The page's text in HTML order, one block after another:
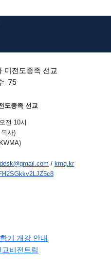
미전도종족 선교
75
도종족 선교
전 10시
사)
/ kmq.kr
기 개강 안내
비전트립